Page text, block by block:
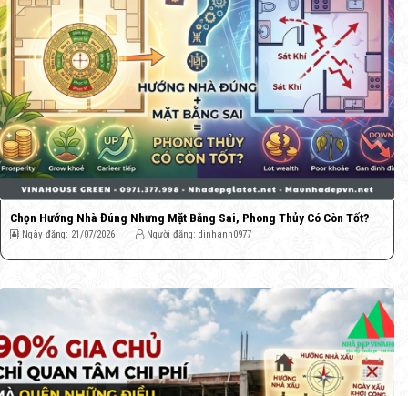
Chọn Hướng Nhà Đúng Nhưng Mặt Bằng Sai, Phong Thủy Có Còn Tốt?
Ngày đăng: 21/07/2026 Người đăng: dinhanh0977